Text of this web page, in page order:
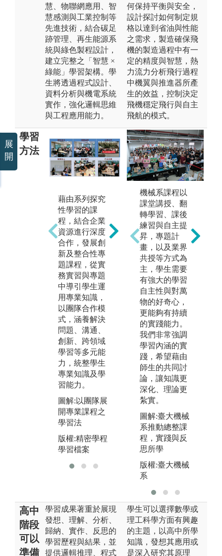
慧、物聯網應用、智
慧感測與工業控制等
先進技術，結合碳足
跡管理、再生能源系
統與綠色製程設計，
建立完整之「智慧 ×
綠能」學習架構。學
生將透過程式設計、
資料分析與機電系統
實作，強化邏輯思維
與工程應用能力。
何保持平衡與安全，
設計探討如何制定規
格以達到省油與性能
之需求，製造確保飛
機的製造過程中有一
定的精度與智慧，熱
力流力分析飛行過程
中機翼與推進器所產
生的效益，控制決定
飛機穩定飛行與自主
飛航的模式。
學習
方法
藉由系列探究
性學習的課
程，結合企業
資源進行深度
合作，發展創
新及整合性專
題課程，從實
務實習與專題
中導引學生運
用專業知識，
以團隊合作模
式，涵養解決
問題、溝通、
創新、跨領域
學習等多元能
力，統整學生
專業知識及學
習能力。
圖解:以團隊展
開專業課程之
學習法
版權:精密學程
學習檔案
以產品、過程
和系統的構
思、設計、實
施、運作，整
個生命週期為
背景，建構CD
IO教學大綱和
施行流程，讓
學生以實際問
題為學習導
向，主動發掘
問題與解決問
題，課程間具
有系統關聯
性，有利於學
生獲得工程相
關能力。
圖解:導入CDI
O於專題製作
之學習法
版權:精密學程
學習檔案
機械系課程以
課堂講授、翻
轉學習、課後
練習與自主提
昇，專題計
畫，以及業界
共授等方式為
主，學生需要
有強大的學習
自主性與對萬
物的好奇心，
更能夠有持續
的實踐能力。
我們非常強調
學習內涵的實
踐，希望藉由
師生的共同討
論，讓知識更
深化、理論更
紮實。
圖解:臺大機械
系推動總整課
程，實踐與反
思所學
版權:臺大機械
系
高中
階段
可以
準備
學習成果著重於展現
發想、理解、分析、
歸納、實作、反思的
學習歷程與結果，並
提供邏輯推理、程式
學生可以選擇數學或
理工科學方面有興趣
的主題，以高中所學
知識，發想其應用或
是深入研究其原理
展
開